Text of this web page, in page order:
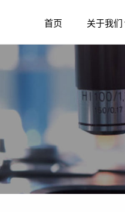
首页 关于我们